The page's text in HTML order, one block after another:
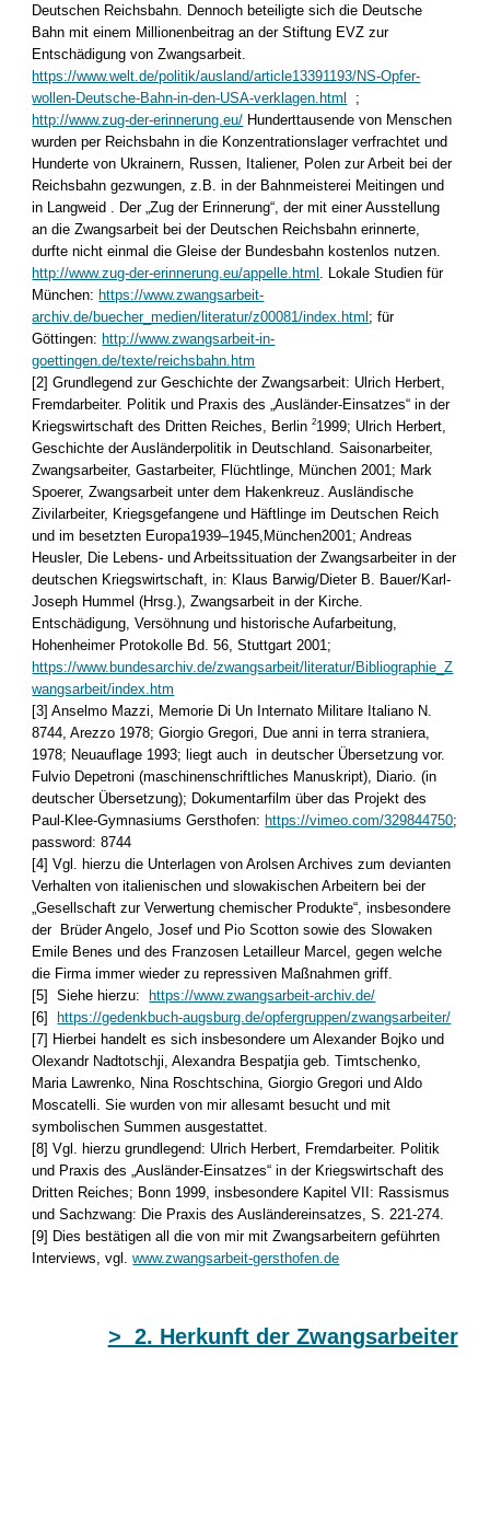
Deutschen Reichsbahn. Dennoch beteiligte sich die Deutsche
Bahn mit einem Millionenbeitrag an der Stiftung EVZ zur
Entschädigung von Zwangsarbeit.
https://www.welt.de/politik/ausland/article13391193/NS-Opfer-
wollen-Deutsche-Bahn-in-den-USA-verklagen.html
;
http://www.zug-der-erinnerung.eu/ Hunderttausende von Menschen
wurden per Reichsbahn in die Konzentrationslager verfrachtet und
Hunderte von Ukrainern, Russen, Italiener, Polen zur Arbeit bei der
Reichsbahn gezwungen, z.B. in der Bahnmeisterei Meitingen und
in Langweid . Der „Zug der Erinnerung“, der mit einer Ausstellung
an die Zwangsarbeit bei der Deutschen Reichsbahn erinnerte,
durfte nicht einmal die Gleise der Bundesbahn kostenlos nutzen.
http://www.zug-der-erinnerung.eu/appelle.html
. Lokale Studien für
München: https://www.zwangsarbeit-
archiv.de/buecher_medien/literatur/z00081/index.html ; für
Göttingen: http://www.zwangsarbeit-in-
goettingen.de/texte/reichsbahn.htm
[2] Grundlegend zur Geschichte der Zwangsarbeit: Ulrich Herbert,
Fremdarbeiter. Politik und Praxis des „Ausländer-Einsatzes“ in der
Kriegswirtschaft des Dritten Reiches, Berlin21999; Ulrich Herbert,
Geschichte der Ausländerpolitik in Deutschland. Saisonarbeiter,
Zwangsarbeiter, Gastarbeiter, Flüchtlinge, München 2001; Mark
Spoerer, Zwangsarbeit unter dem Hakenkreuz. Ausländische
Zivilarbeiter, Kriegsgefangene und Häftlinge im Deutschen Reich
und im besetzten Europa1939–1945,München2001; Andreas
Heusler, Die Lebens- und Arbeitssituation der Zwangsarbeiter in der
deutschen Kriegswirtschaft, in: Klaus Barwig/Dieter B. Bauer/Karl-
Joseph Hummel (Hrsg.), Zwangsarbeit in der Kirche.
Entschädigung, Versöhnung und historische Aufarbeitung,
Hohenheimer Protokolle Bd. 56, Stuttgart 2001;
https://www.bundesarchiv.de/zwangsarbeit/literatur/Bibliographie_Z
wangsarbeit/index.htm
[3] Anselmo Mazzi, Memorie Di Un Internato Militare Italiano N.
8744, Arezzo 1978; Giorgio Gregori, Due anni in terra straniera,
1978; Neuauflage 1993; liegt auch in deutscher Übersetzung vor.
Fulvio Depetroni (maschinenschriftliches Manuskript), Diario. (in
deutscher Übersetzung); Dokumentarfilm über das Projekt des
Paul-Klee-Gymnasiums Gersthofen: https://vimeo.com/329844750;
password: 8744
[4] Vgl. hierzu die Unterlagen von Arolsen Archives zum devianten
Verhalten von italienischen und slowakischen Arbeitern bei der
„Gesellschaft zur Verwertung chemischer Produkte“, insbesondere
der Brüder Angelo, Josef und Pio Scotton sowie des Slowaken
Emile Benes und des Franzosen Letailleur Marcel, gegen welche
die Firma immer wieder zu repressiven Maßnahmen griff.
[5] Siehe hierzu:
https://www.zwangsarbeit-archiv.de/
[6]
https://gedenkbuch-augsburg.de/opfergruppen/zwangsarbeiter/
[7] Hierbei handelt es sich insbesondere um Alexander Bojko und
Olexandr Nadtotschji, Alexandra Bespatjia geb. Timtschenko,
Maria Lawrenko, Nina Roschtschina, Giorgio Gregori und Aldo
Moscatelli. Sie wurden von mir allesamt besucht und mit
symbolischen Summen ausgestattet.
[8] Vgl. hierzu grundlegend: Ulrich Herbert, Fremdarbeiter. Politik
und Praxis des „Ausländer-Einsatzes“ in der Kriegswirtschaft des
Dritten Reiches; Bonn 1999, insbesondere Kapitel VII: Rassismus
und Sachzwang: Die Praxis des Ausländereinsatzes, S. 221-274.
[9] Dies bestätigen all die von mir mit Zwangsarbeitern geführten
Interviews, vgl.
www.zwangsarbeit-gersthofen.de
> 2. Herkunft der Zwangsarbeiter